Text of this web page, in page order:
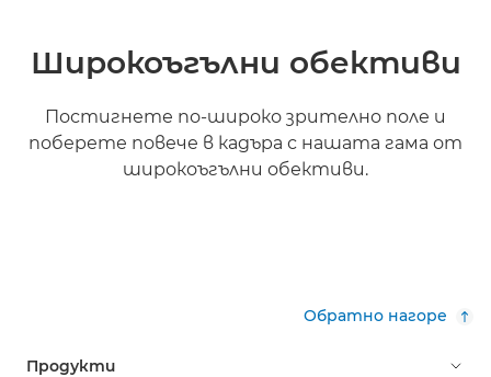
Широкоъгълни обективи
Постигнете по-широко зрително поле и
поберете повече в кадъра с нашата гама от
широкоъгълни обективи.
Обратно нагоре
Продукти